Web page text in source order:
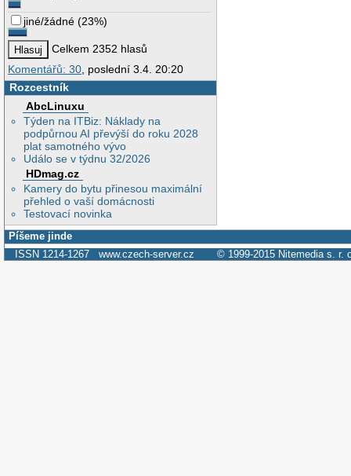
jiné/žádné (23%)
Celkem 2352 hlasů
Komentářů: 30 , poslední 3.4. 20:20
Rozcestník
AbcLinuxu
Týden na ITBiz: Náklady na
podpůrnou AI převýší do roku 2028
plat samotného vývo
Událo se v týdnu 32/2026
HDmag.cz
Kamery do bytu přinesou maximální
přehled o vaší domácnosti
Testovací novinka
Píšeme jinde
ISSN 1214-1267 www.czech-server.cz © 1999-2015 Nitemedia s. r.